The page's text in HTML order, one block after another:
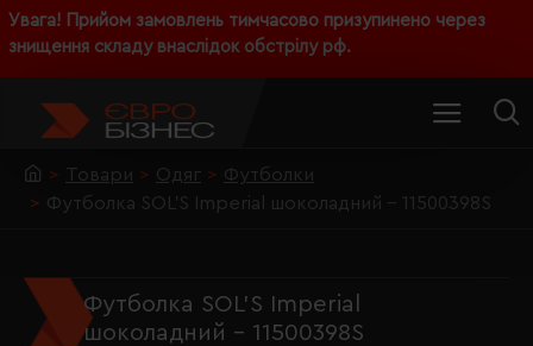
Увага! Прийом замовлень тимчасово призупинено через
знищення складу внаслідок обстрілу рф.
Товари Одяг
Футболки
Футболка SOL'S Imperial шоколадний - 11500398S
Футболка SOL'S Imperial
шоколадний - 11500398S